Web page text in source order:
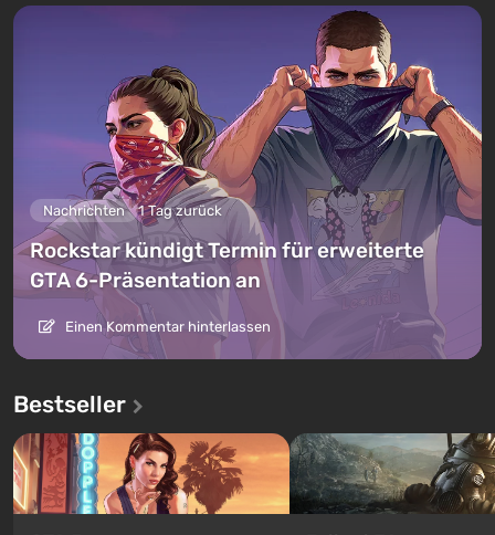
Nachrichten 1 Tag zurück
Rockstar kündigt Termin für erweiterte
GTA 6-Präsentation an
Einen Kommentar hinterlassen
Bestseller